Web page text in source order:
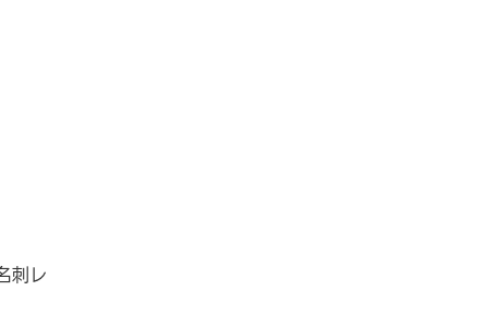
刺レ